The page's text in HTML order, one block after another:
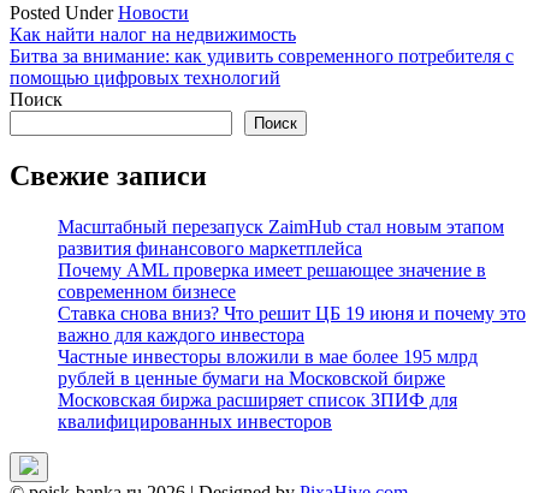
Posted UnderНовости
Навигация
по
записям
Как найти налог на недвижимость
Битва за внимание: как удивить современного потребителя с
помощью цифровых технологий
Поиск
Поиск
Свежие записи
Масштабный перезапуск ZaimHub стал новым этапом
развития финансового маркетплейса
Почему AML проверка имеет решающее значение в
современном бизнесе
Ставка снова вниз? Что решит ЦБ 19 июня и почему это
важно для каждого инвестора
Частные инвесторы вложили в мае более 195 млрд
рублей в ценные бумаги на Московской бирже
Московская биржа расширяет список ЗПИФ для
квалифицированных инвесторов